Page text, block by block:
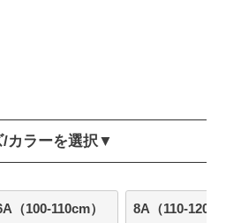
カラーを選択▼
（100-110cm） 8A（110-